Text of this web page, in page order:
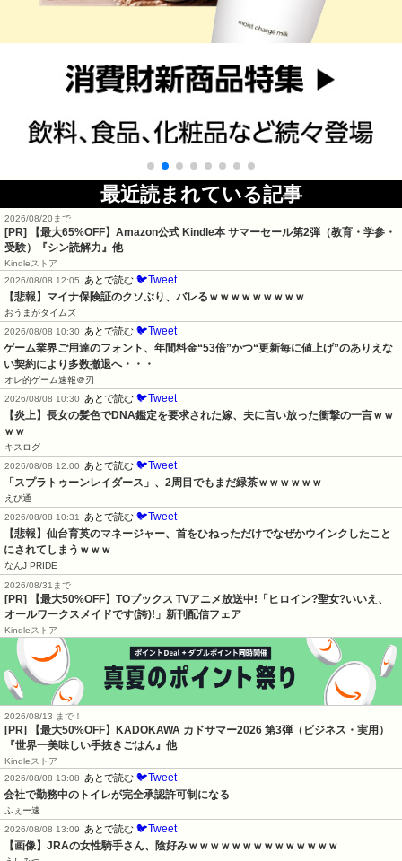
最近読まれている記事
2026/08/20まで
[PR]
【最大65%OFF】Amazon公式 Kindle本 サマーセール第2弾（教育・学参・
受験）『シン読解力』他
Kindleストア
2026/08/08 12:05
あとで読む 🐦Tweet
【悲報】マイナ保険証のクソぶり、バレるｗｗｗｗｗｗｗｗｗ
おうまがタイムズ
2026/08/08 10:30
あとで読む 🐦Tweet
ゲーム業界ご用達のフォント、年間料金“53倍”かつ“更新毎に値上げ”のありえな
い契約により多数撤退へ・・・
オレ的ゲーム速報＠刃
2026/08/08 10:30
あとで読む 🐦Tweet
【炎上】長女の髪色でDNA鑑定を要求された嫁、夫に言い放った衝撃の一言ｗｗ
ｗｗ
キスログ
2026/08/08 12:00
あとで読む 🐦Tweet
「スプラトゥーンレイダース」、2周目でもまだ緑茶ｗｗｗｗｗｗ
えび通
2026/08/08 10:31
あとで読む 🐦Tweet
【悲報】仙台育英のマネージャー、首をひねっただけでなぜかウインクしたこと
にされてしまうｗｗｗ
なんJ PRIDE
2026/08/31まで
[PR] 【最大50%OFF】TOブックス TVアニメ放送中!「ヒロイン?聖女?いいえ、
オールワークスメイドです(誇)!」新刊配信フェア
Kindleストア
2026/08/13 まで！
[PR]
【最大50%OFF】KADOKAWA カドサマー2026 第3弾（ビジネス・実用）
『世界一美味しい手抜きごはん』他
Kindleストア
2026/08/08 13:08
あとで読む 🐦Tweet
会社で勤務中のトイレが完全承認許可制になる
ふぇー速
2026/08/08 13:09
あとで読む 🐦Tweet
【画像】JRAの女性騎手さん、陰好みｗｗｗｗｗｗｗｗｗｗｗｗｗｗ